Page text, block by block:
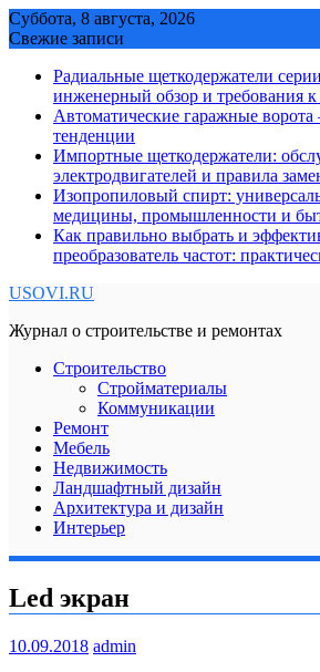
Skip
to
Суббота, 8 августа, 2026
Свежие записи
Радиальные щеткодержатели
инженерный обзор и требования
Автоматические гаражные
тенденции
Импортные щеткодержатели:
электродвигателей и правила
Изопропиловый спирт:
медицины, промышленности и
Как правильно выбрать и
преобразователь частот:
USOVI.RU
Журнал о строительстве и ремонтах
Строительство
Стройматериалы
Коммуникации
Ремонт
Мебель
Недвижимость
Ландшафтный дизайн
Архитектура и дизайн
Интерьер
Led экран
10.09.2018 admin